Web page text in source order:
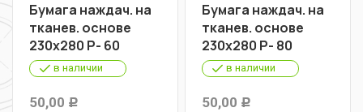
Бумага наждач. на
тканев. основе
230х280 Р- 60
в наличии
50,00 Р
Бумага наждач. на
тканев. основе
230х280 Р- 80
в наличии
50,00 Р